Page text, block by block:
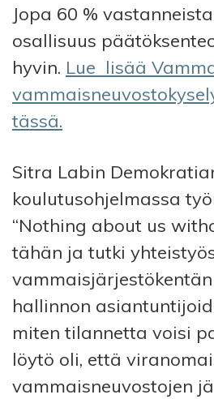
Jopa 60 %
osallisuus
hyvin. Lue lisää
tässä.
Sitra Labin
koulutusohjelmassa
“Nothing about us
tähän ja tutki
hallinnon
miten tilannetta voisi
löytö oli, että
vammaisneuvostojen